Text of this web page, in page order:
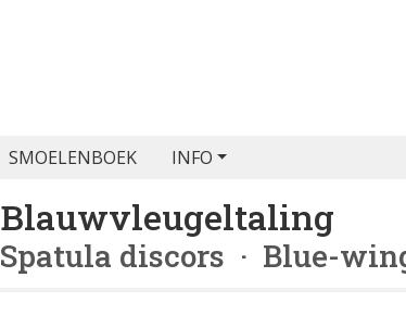
SMOELENBOEK INFO
Blauwvleugeltaling
Spatula discors · Blue-